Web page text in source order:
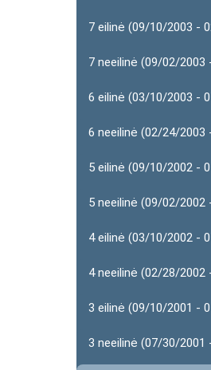
7 eilinė (09/10/2003 -
7 neeilinė (09/02/2003
6 eilinė (03/10/2003 -
6 neeilinė (02/24/2003
5 eilinė (09/10/2002 -
5 neeilinė (09/02/2002
4 eilinė (03/10/2002 -
4 neeilinė (02/28/2002
3 eilinė (09/10/2001 -
3 neeilinė (07/30/2001